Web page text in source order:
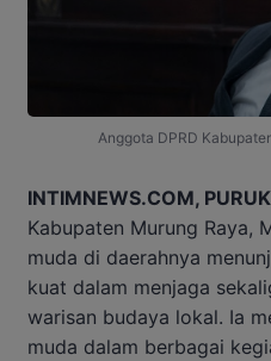
Anggota DPRD
INTIMNEWS.COM,
Kabupaten Murung Raya,
muda di daerahnya
kuat dalam menjaga
warisan budaya lokal. Ia
muda dalam berbagai